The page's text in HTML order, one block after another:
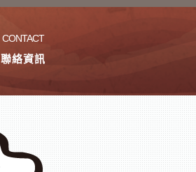
CONTACT
聯絡資訊